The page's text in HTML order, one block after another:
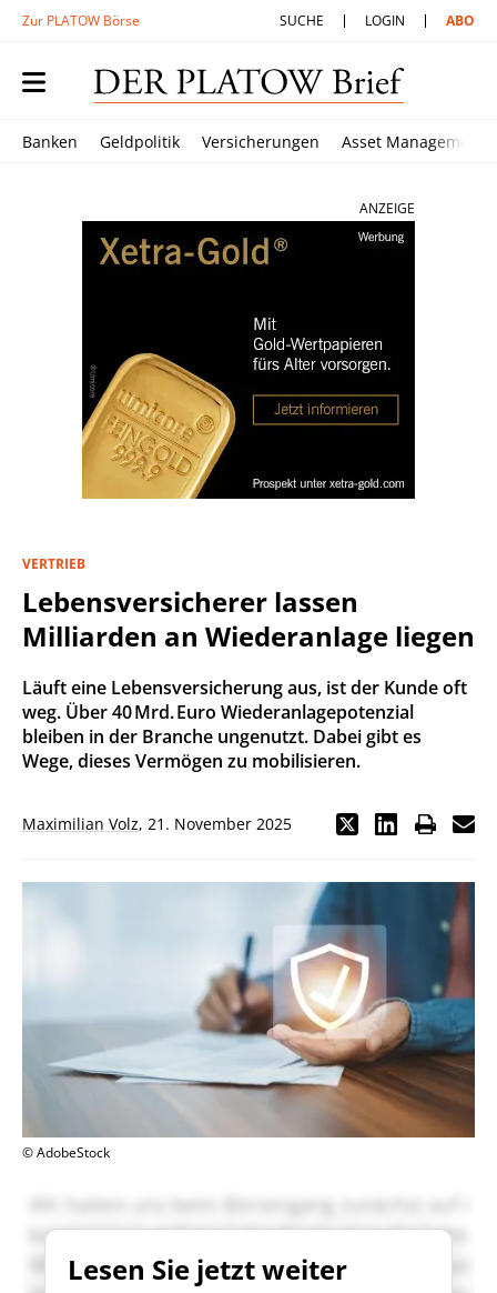
Zur PLATOW Börse SUCHE LOGIN ABO
Banken Geldpolitik Versicherungen Asset Management
ANZEIGE
VERTRIEB
Lebensversicherer lassen
Milliarden an Wiederanlage liegen
Läuft eine Lebensversicherung aus, ist der Kunde oft
weg. Über 40 Mrd. Euro Wiederanlagepotenzial
bleiben in der Branche ungenutzt. Dabei gibt es
Wege, dieses Vermögen zu mobilisieren.
Maximilian Volz, 21. November 2025
© AdobeStock
Lesen Sie jetzt weiter